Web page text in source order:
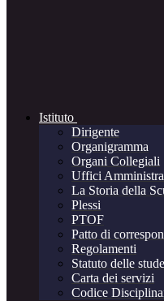
Istituto
Dirigente
Organigramma
Organi Collegiali
Uffici
La Storia della
Plessi
PTOF
Patto di
Regolamenti
Statuto delle
Carta dei servizi
Codice